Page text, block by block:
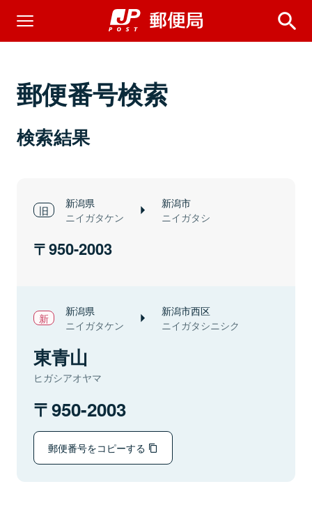
郵便番号検索
検索結果
新潟県
ニイガタケン
新潟市
ニイガタシ
950-2003
新潟県
ニイガタケン
新潟市西区
ニイガタシニシク
東青山
ヒガシアオヤマ
950-2003
郵便番号をコピーする